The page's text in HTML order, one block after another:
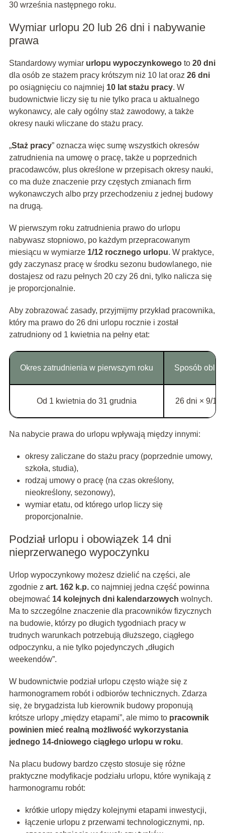
30 września następnego roku.
Wymiar urlopu 20 lub 26 dni i nabywanie
prawa
Standardowy wymiar urlopu wypoczynkowegoto 20 dni
dla osób ze stażem pracy krótszym niż 10 lat oraz 26 dni
po osiągnięciu co najmniej 10 lat stażu pracy. W
budownictwie liczy się tu nie tylko praca u aktualnego
wykonawcy, ale cały ogólny staż zawodowy, a także
okresy nauki wliczane do stażu pracy.
„Staż pracy” oznacza więc sumę wszystkich okresów
zatrudnienia na umowę o pracę, także u poprzednich
pracodawców, plus określone w przepisach okresy nauki,
co ma duże znaczenie przy częstych zmianach firm
wykonawczych albo przy przechodzeniu z jednej budowy
na drugą.
W pierwszym roku zatrudnienia prawo do urlopu
nabywasz stopniowo, po każdym przepracowanym
miesiącu w wymiarze 1/12 rocznego urlopu. W praktyce,
gdy zaczynasz pracę w środku sezonu budowlanego, nie
dostajesz od razu pełnych 20 czy 26 dni, tylko nalicza się
je proporcjonalnie.
Aby zobrazować zasady, przyjmijmy przykład pracownika,
który ma prawo do 26 dni urlopu rocznie i został
zatrudniony od 1 kwietnia na pełny etat:
Okres zatrudnienia w pierwszym roku Sposób
Od 1 kwietnia do 31 grudnia 26 dni × 9/12
Na nabycie prawa do urlopu wpływają między innymi:
okresy zaliczane do stażu pracy (poprzednie umowy,
szkoła, studia),
rodzaj umowy o pracę (na czas określony,
nieokreślony, sezonowy),
wymiar etatu, od którego urlop liczy się
proporcjonalnie.
Podział urlopu i obowiązek 14 dni
nieprzerwanego wypoczynku
Urlop wypoczynkowy możesz dzielić na części, ale
zgodnie z art. 162 k.p.co najmniej jedna część powinna
obejmować 14 kolejnych dni kalendarzowych wolnych.
Ma to szczególne znaczenie dla pracowników fizycznych
na budowie, którzy po długich tygodniach pracy w
trudnych warunkach potrzebują dłuższego, ciągłego
odpoczynku, a nie tylko pojedynczych „długich
weekendów”.
W budownictwie podział urlopu często wiąże się z
harmonogramem robót i odbiorów technicznych. Zdarza
się, że brygadzista lub kierownik budowy proponują
krótsze urlopy „między etapami”, ale mimo to pracownik
powinien mieć realną możliwość wykorzystania
jednego 14‑dniowego ciągłego urlopu w roku.
Na placu budowy bardzo często stosuje się różne
praktyczne modyfikacje podziału urlopu, które wynikają z
harmonogramu robót:
krótkie urlopy między kolejnymi etapami inwestycji,
łączenie urlopu z przerwami technologicznymi, np.